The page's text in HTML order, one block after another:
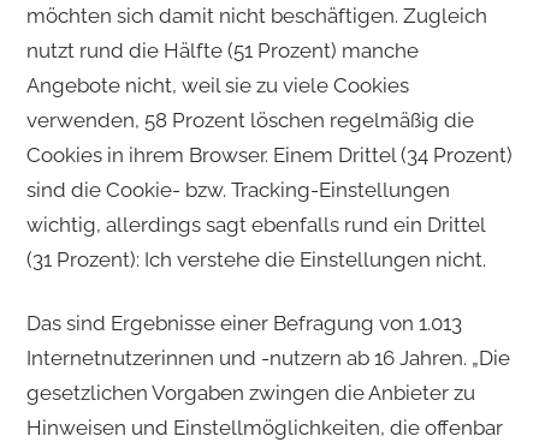
möchten sich damit nicht beschäftigen. Zugleich
nutzt rund die Hälfte (51 Prozent) manche
Angebote nicht, weil sie zu viele Cookies
verwenden, 58 Prozent löschen regelmäßig die
Cookies in ihrem Browser. Einem Drittel (34 Prozent)
sind die Cookie- bzw. Tracking-Einstellungen
wichtig, allerdings sagt ebenfalls rund ein Drittel
(31 Prozent): Ich verstehe die Einstellungen nicht.
Das sind Ergebnisse einer Befragung von 1.013
Internetnutzerinnen und -nutzern ab 16 Jahren. „Die
gesetzlichen Vorgaben zwingen die Anbieter zu
Hinweisen und Einstellmöglichkeiten, die offenbar